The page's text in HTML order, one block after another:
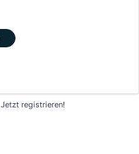
Jetzt registrieren!